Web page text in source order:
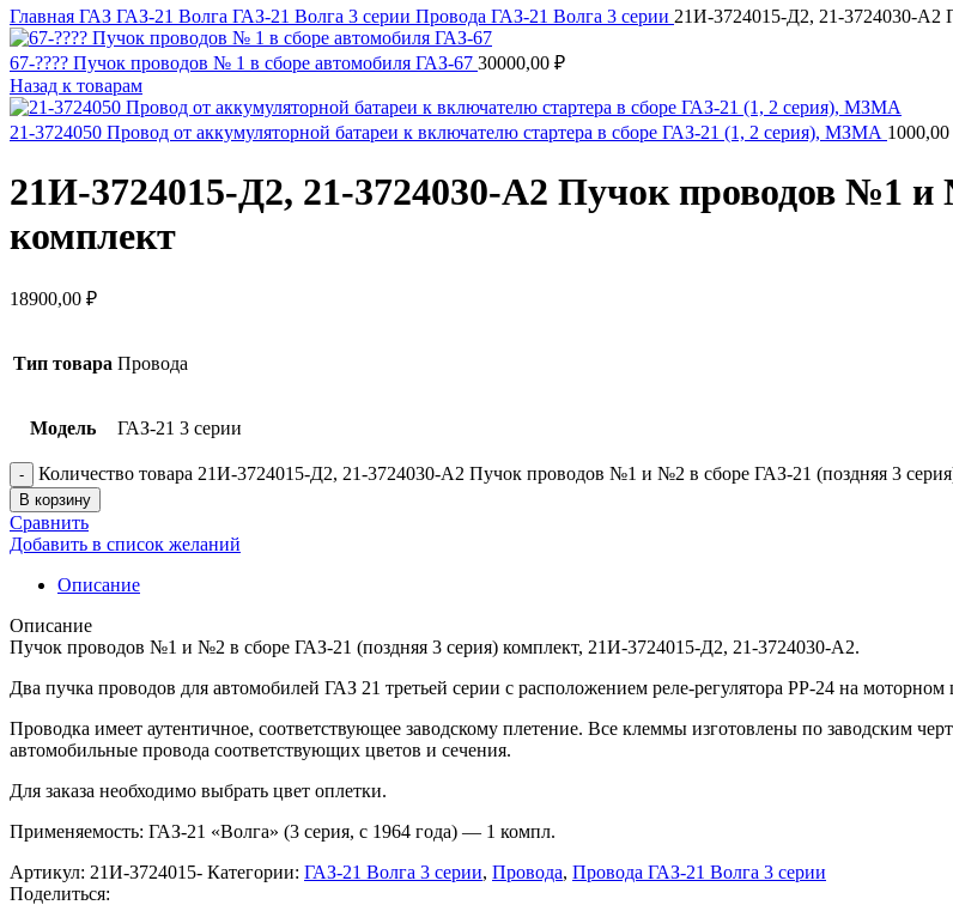
Главная ГАЗ ГАЗ-21 Волга ГАЗ-21 Волга 3 серии Провода ГАЗ-21 Волга 3 серии 21И-3724015-Д2, 21-3724030-А2
67-???? Пучок проводов № 1 в сборе автомобиля ГАЗ-67 30000,00 ₽
Назад к товарам
21-3724050 Провод от аккумуляторной батареи к включателю стартера в сборе ГАЗ-21 (1, 2 серия), МЗМА 1000,00
21И-3724015-Д2, 21-3724030-А2 Пучок проводов №1 и
комплект
18900,00 ₽
Тип товара Провода
Модель ГАЗ-21 3 серии
Количество товара 21И-3724015-Д2, 21-3724030-А2 Пучок проводов №1 и №2 в сборе ГАЗ-21 (поздняя 3
В корзину
Сравнить
Добавить в список желаний
Описание
Описание
Пучок проводов №1 и №2 в сборе ГАЗ-21 (поздняя 3 серия) комплект, 21И-3724015-Д2, 21-3724030-А2.
Два пучка проводов для автомобилей ГАЗ 21 третьей серии с расположением реле-регулятора РР-24 на моторном
Проводка имеет аутентичное, соответствующее заводскому плетение. Все клеммы изготовлены по заводским
автомобильные провода соответствующих цветов и сечения.
Для заказа необходимо выбрать цвет оплетки.
Применяемость: ГАЗ-21 «Волга» (3 серия, с 1964 года) — 1 компл.
Артикул: 21И-3724015- Категории: ГАЗ-21 Волга 3 серии, Провода, Провода ГАЗ-21 Волга 3 серии
Поделиться: